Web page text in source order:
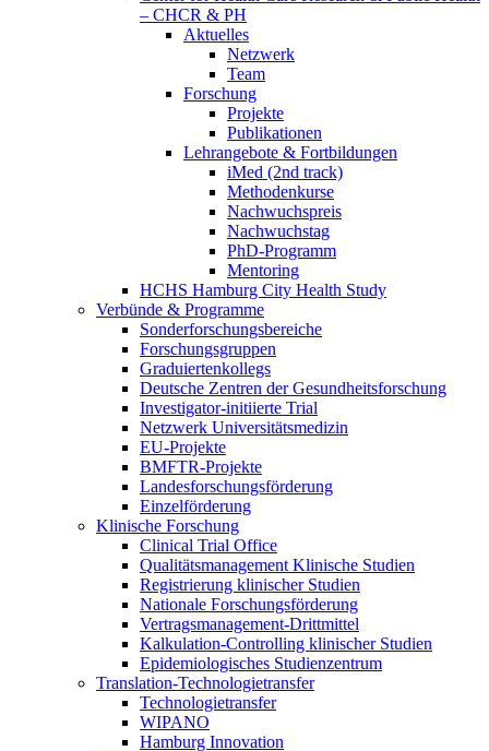
– CHCR & PH
Aktuelles
Netzwerk
Team
Forschung
Projekte
Publikationen
Lehrangebote & Fortbildungen
iMed (2nd track)
Methodenkurse
Nachwuchspreis
Nachwuchstag
PhD-Programm
Mentoring
HCHS Hamburg City Health Study
Verbünde & Programme
Sonderforschungsbereiche
Forschungsgruppen
Graduiertenkollegs
Deutsche Zentren der Gesundheitsforschung
Investigator-initiierte Trial
Netzwerk Universitätsmedizin
EU-Projekte
BMFTR-Projekte
Landesforschungsförderung
Einzelförderung
Klinische Forschung
Clinical Trial Office
Qualitätsmanagement Klinische Studien
Registrierung klinischer Studien
Nationale Forschungsförderung
Vertragsmanagement-Drittmittel
Kalkulation-Controlling klinischer Studien
Epidemiologisches Studienzentrum
Translation-Technologietransfer
Technologietransfer
WIPANO
Hamburg Innovation